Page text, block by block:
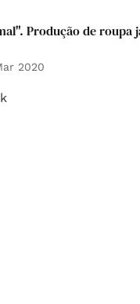
Produção de roupa
2020